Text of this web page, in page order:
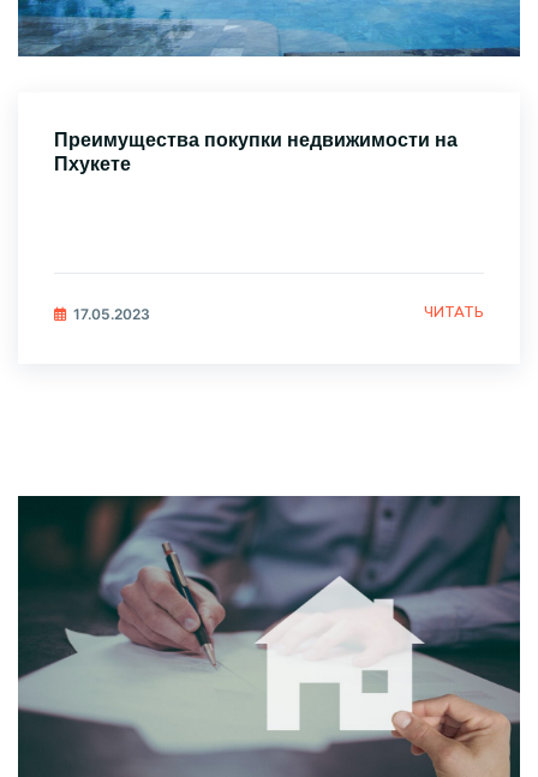
Преимущества покупки недвижимости на
Пхукете
17.05.2023 ЧИТАТЬ